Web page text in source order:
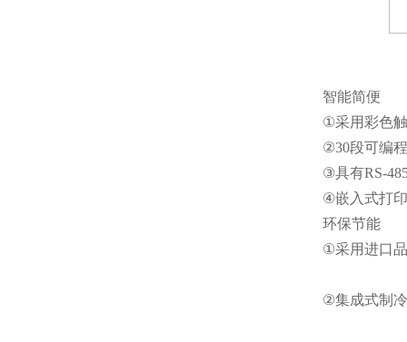
智能简便
①采用彩色
②30段可编程
③具有RS-
④嵌入式打
环保节能
①采用进口
②集成式制